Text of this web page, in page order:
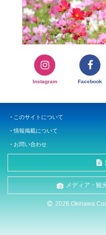
Instagram Facebook
このサイトについて
情報掲載について
お問い合わせ
メディア・観
2026 Okinawa